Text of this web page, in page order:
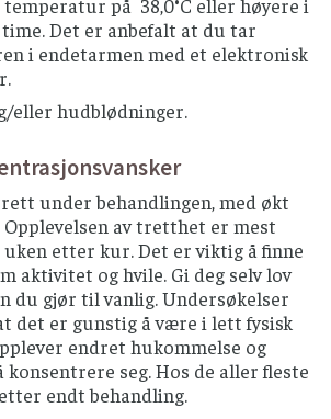
temperatur på 38,0°C eller høyere i
Det er anbefalt at du tar
i endetarmen med et elektronisk
eller hudblødninger.
under behandlingen, med økt
Opplevelsen av tretthet er mest
etter kur. Det er viktig å finne
aktivitet og hvile. Gi deg selv lov
du gjør til vanlig. Undersøkelser
det er gunstig å være i lett fysisk
endret hukommelse og
seg. Hos de aller fleste
endt behandling.